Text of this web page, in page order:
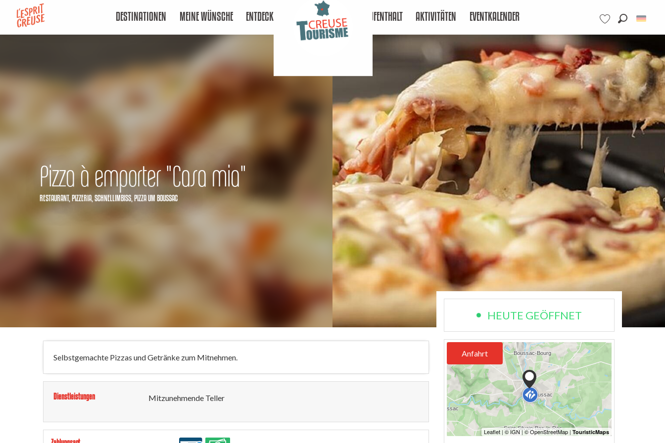
contenu
Voir les favoris
DESTINATIONEN MEINE WÜNSCHE ENTDECKEN AUFENTHALT AKTIVITÄTEN EVENTKALENDER
Pizza à emporter "Casa mia"
RESTAURANT, PIZZERIA, SCHNELLIMBISS, PIZZAUM BOUSSAC
Selbstgemachte Pizzas und Getränke zum Mitnehmen.
Dienstleistungen Mitzunehmende Teller
HEUTE GEÖFFNET
Anfahrt